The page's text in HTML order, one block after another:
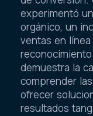
experimentó
orgánico, un
ventas en
demuestra la
comprender
ofrecer
resultados